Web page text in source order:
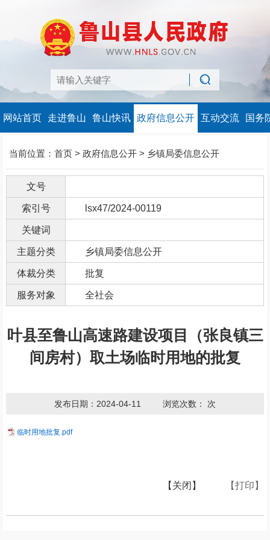
网站首页 走进鲁山 鲁山快讯 政府信息公开 互动交流 国务
当前位置： 首页 > 政府信息公开 > 乡镇局委信息公开
文号
索引号 lsx47/2024-00119
关键词
主题分类 乡镇局委信息公开
体裁分类 批复
服务对象 全社会
叶县至鲁山高速路建设项目（张良镇三
间房村）取土场临时用地的批复
发布日期：2024-04-11 浏览次数： 次
临时用地批复.pdf
【打印】
【关闭】